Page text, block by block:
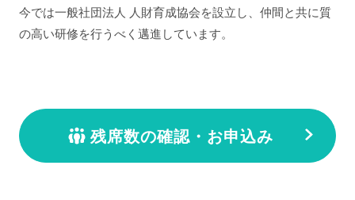
今では一般社団法人 人財育成協会を設立し、仲間と共に質
の高い研修を行うべく邁進しています。
残席数の確認・お申込み